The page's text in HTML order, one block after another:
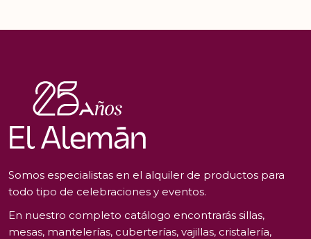
Somos especialistas en el alquiler de productos para
todo tipo de celebraciones y eventos.
En nuestro completo catálogo encontrarás sillas,
mesas, mantelerías, cuberterías, vajillas, cristalería,